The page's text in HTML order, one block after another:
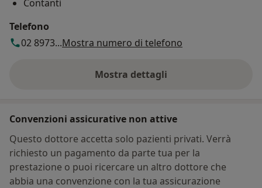
Contanti
Telefono
02 8973...Mostra numero di telefono
Mostra dettagli
sull'indirizzo
Convenzioni assicurative non attive
Questo dottore accetta solo pazienti privati. Verrà
richiesto un pagamento da parte tua per la
prestazione o puoi ricercare un altro dottore che
abbia una convenzione con la tua assicurazione